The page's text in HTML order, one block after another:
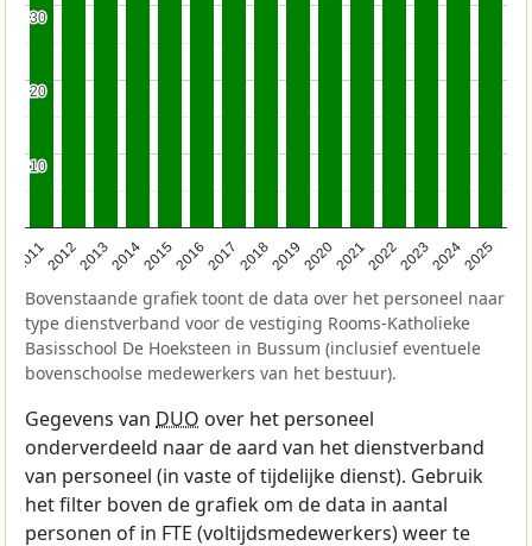
201120122013201420152016201720182019202020212022202320242025
10
10
20
20
30
30
Bovenstaande grafiek toont de data over het personeel naar
type dienstverband voor de vestiging Rooms-Katholieke
Basisschool De Hoeksteen in Bussum (inclusief eventuele
bovenschoolse medewerkers van het bestuur).
Gegevens van DUO over het personeel
onderverdeeld naar de aard van het dienstverband
van personeel (in vaste of tijdelijke dienst). Gebruik
het filter boven de grafiek om de data in aantal
personen of in FTE (voltijdsmedewerkers) weer te